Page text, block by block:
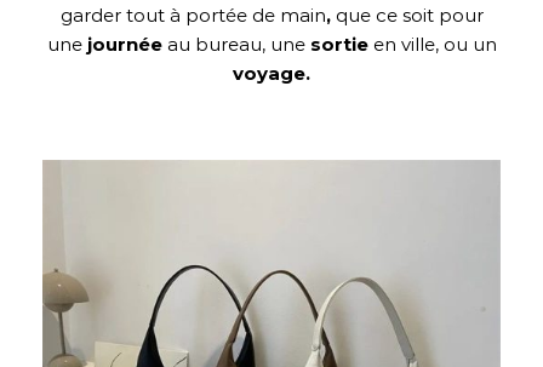
garder tout à portée de main,que ce soit pour
une journéeau bureau, une sortieen ville, ou un
voyage.